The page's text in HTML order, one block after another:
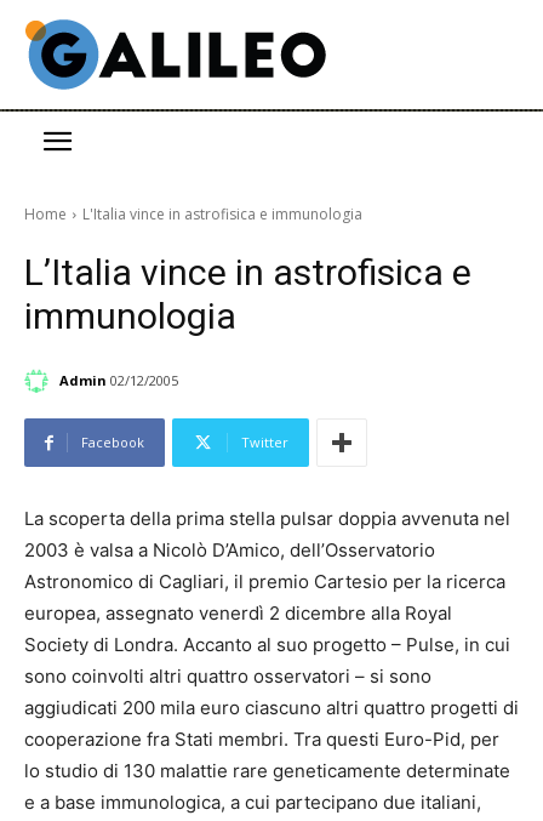
Home L'Italia vince in astrofisica e immunologia
L’Italia vince in astrofisica e
immunologia
Admin 02/12/2005
Facebook Twitter
La scoperta della prima stella pulsar doppia avvenuta nel
2003 è valsa a Nicolò D’Amico, dell’Osservatorio
Astronomico di Cagliari, il premio Cartesio per la ricerca
europea, assegnato venerdì 2 dicembre alla Royal
Society di Londra. Accanto al suo progetto – Pulse, in cui
sono coinvolti altri quattro osservatori – si sono
aggiudicati 200 mila euro ciascuno altri quattro progetti di
cooperazione fra Stati membri. Tra questi Euro-Pid, per
lo studio di 130 malattie rare geneticamente determinate
e a base immunologica, a cui partecipano due italiani,